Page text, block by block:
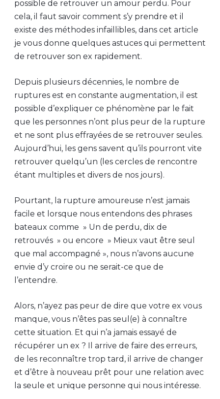
possible de retrouver un amour perdu. Pour
cela, il faut savoir comment s’y prendre et il
existe des méthodes infaillibles, dans cet article
je vous donne quelques astuces qui permettent
de retrouver son ex rapidement.
Depuis plusieurs décennies, le nombre de
ruptures est en constante augmentation, il est
possible d’expliquer ce phénomène par le fait
que les personnes n’ont plus peur de la rupture
et ne sont plus effrayées de se retrouver seules.
Aujourd’hui, les gens savent qu’ils pourront vite
retrouver quelqu’un (les cercles de rencontre
étant multiples et divers de nos jours).
Pourtant, la rupture amoureuse n’est jamais
facile et lorsque nous entendons des phrases
bateaux comme » Un de perdu, dix de
retrouvés » ou encore » Mieux vaut être seul
que mal accompagné », nous n’avons aucune
envie d’y croire ou ne serait-ce que de
l’entendre.
Alors, n’ayez pas peur de dire que votre ex vous
manque, vous n’êtes pas seul(e) à connaître
cette situation. Et qui n’a jamais essayé de
récupérer un ex ? Il arrive de faire des erreurs,
de les reconnaître trop tard, il arrive de changer
et d’être à nouveau prêt pour une relation avec
la seule et unique personne qui nous intéresse.